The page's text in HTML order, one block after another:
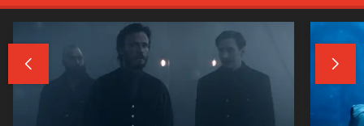
 